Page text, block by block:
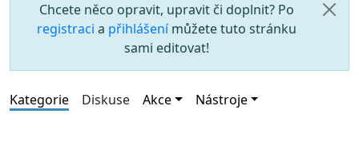
Chcete něco opravit, upravit či doplnit? Po
registraci a přihlášenímůžete tuto stránku
sami editovat!
Kategorie Diskuse Akce Nástroje